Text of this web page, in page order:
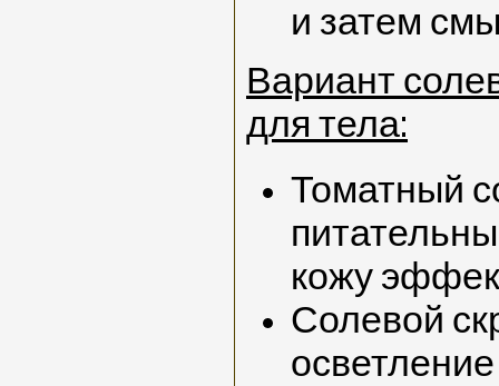
и затем
Вариант
для тела:
Томатный
кожу
Солевой